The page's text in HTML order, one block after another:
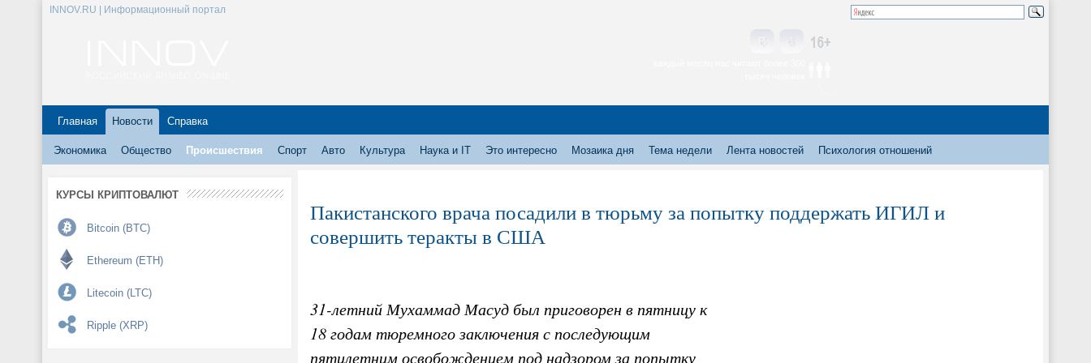
INNOV.RU | Информационный портал
Главная Новости Справка
Экономика Общество Происшествия Спорт Авто Культура Наука и IT Это интересно Мозаика дня Тема недели Лента новостей Психология отношений
КУРСЫ КРИПТОВАЛЮТ
Bitcoin (BTC)
Ethereum (ETH)
Litecoin (LTC)
Ripple (XRP)
Пакистанского врача посадили в тюрьму за попытку поддержать ИГИЛ и
совершить теракты в США
31-летний Мухаммад Масуд был приговорен в пятницу к
18 годам тюремного заключения с последующим
пятилетним освобождением под надзором за попытку